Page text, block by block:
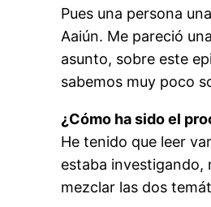
Pues una persona
Aaiún. Me pareció
asunto, sobre este
sabemos muy poco
¿Cómo ha sido el
He tenido que leer
estaba investigando,
mezclar las dos